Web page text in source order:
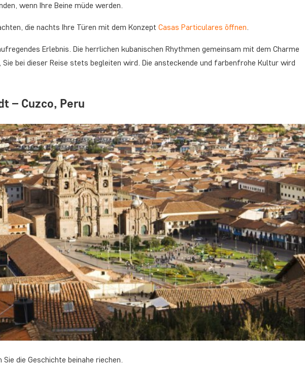
wenn Ihre Beine müde werden.
die nachts Ihre Türen mit dem Konzept Casas Particulares öffnen.
Erlebnis. Die herrlichen kubanischen Rhythmen gemeinsam mit dem Charme
Sie bei dieser Reise stets begleiten wird. Die ansteckende und farbenfrohe Kultur wird
– Cuzco, Peru
die Geschichte beinahe riechen.